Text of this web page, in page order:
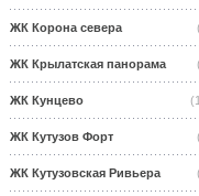
ЖК Корона севера
ЖК Крылатская панорама
ЖК Кунцево
ЖК Кутузов Форт
ЖК Кутузовская Ривьера